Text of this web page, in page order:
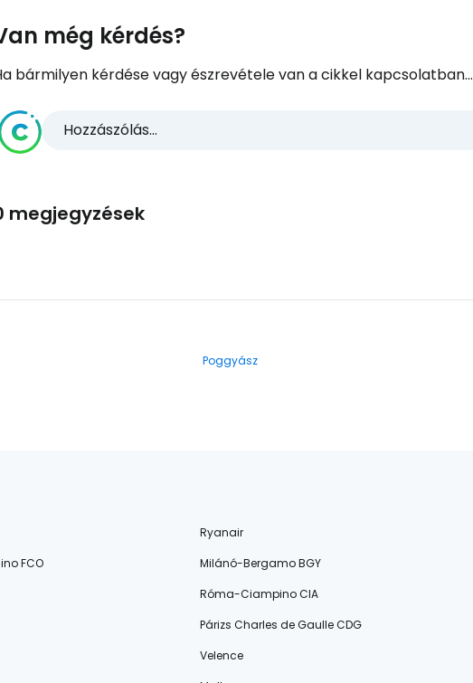
még kérdés?
bármilyen kérdése vagy észrevétele van a cikkel kapcsolatban...
Hozzászólás...
megjegyzések
Poggyász
Ryanair
FCO
Milánó-Bergamo BGY
Róma-Ciampino CIA
Párizs Charles de Gaulle CDG
Velence